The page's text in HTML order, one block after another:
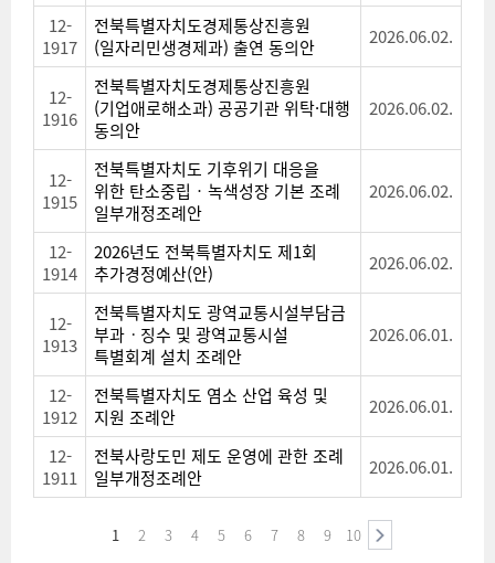
12-
1917
전북특별자치도경제통상진흥원
(일자리민생경제과) 출연 동의안
2026.06.02.
12-
1916
전북특별자치도경제통상진흥원
(기업애로해소과) 공공기관 위탁·대행
동의안
2026.06.02.
12-
1915
전북특별자치도 기후위기 대응을
위한 탄소중립‧녹색성장 기본 조례
일부개정조례안
2026.06.02.
12-
1914
2026년도 전북특별자치도 제1회
추가경정예산(안)
2026.06.02.
12-
1913
전북특별자치도 광역교통시설부담금
부과ㆍ징수 및 광역교통시설
특별회계 설치 조례안
2026.06.01.
12-
1912
전북특별자치도 염소 산업 육성 및
지원 조례안
2026.06.01.
12-
1911
전북사랑도민 제도 운영에 관한 조례
일부개정조례안
2026.06.01.
1 2 3 4 5 6 7 8 9 10